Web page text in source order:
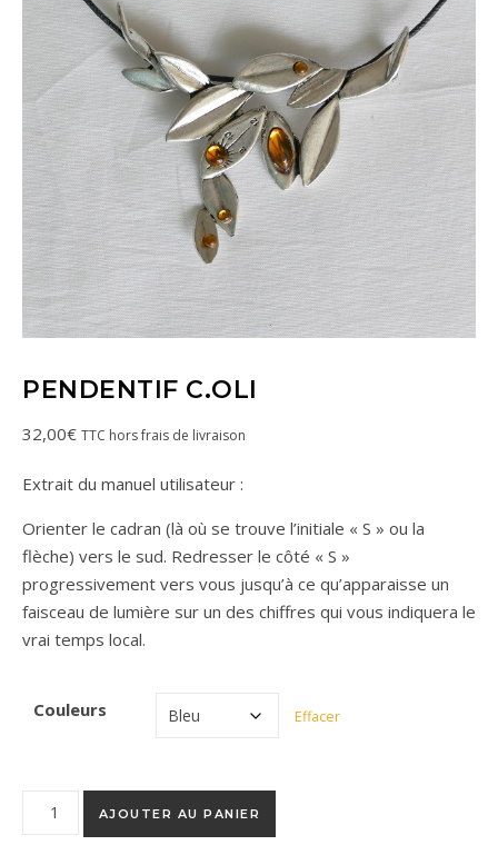
PENDENTIF C.OLI
32,00€ TTC hors frais de livraison
Extrait du manuel utilisateur :
Orienter le cadran (là où se trouve l’initiale « S » ou la
flèche) vers le sud. Redresser le côté « S »
progressivement vers vous jusqu’à ce qu’apparaisse un
faisceau de lumière sur un des chiffres qui vous indiquera le
vrai temps local.
Couleurs Effacer
quantité de Pendentif C.OLI
AJOUTER AU PANIER